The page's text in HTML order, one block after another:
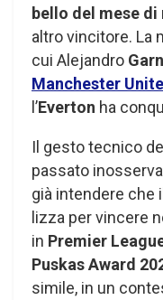
bello del mese di
altro vincitore. La
cui Alejandro
Manchester
l’Everton ha
Il gesto tecnico
passato
già intendere che
lizza per vincere
in Premier
Puskas Award
simile, in un